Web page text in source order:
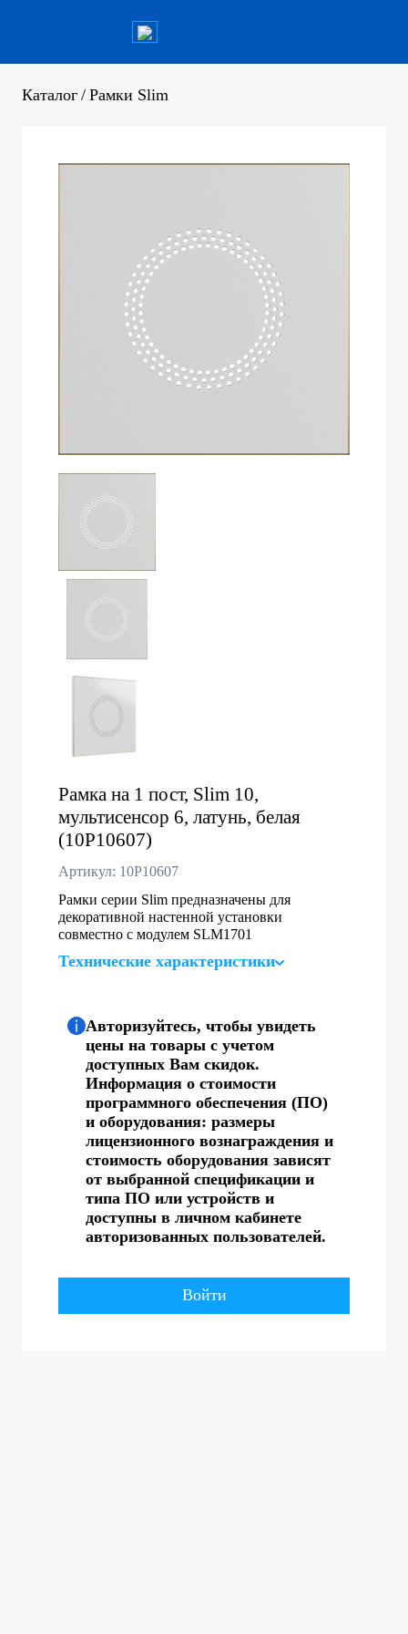
Каталог / Рамки Slim
Рамка на 1 пост, Slim 10,
мультисенсор 6, латунь, белая
(10P10607)
Артикул: 10P10607
Рамки серии Slim предназначены для
декоративной настенной установки
совместно с модулем SLM1701
Технические характеристики
Авторизуйтесь, чтобы увидеть
цены на товары с учетом
доступных Вам скидок.
Информация о стоимости
программного обеспечения (ПО)
и оборудования: размеры
лицензионного вознаграждения и
стоимость оборудования зависят
от выбранной спецификации и
типа ПО или устройств и
доступны в личном кабинете
авторизованных пользователей.
Войти